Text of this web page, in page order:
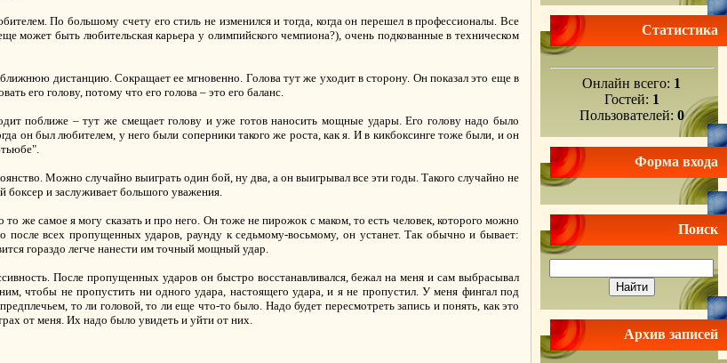
По большому счету его стиль не изменился и тогда, когда он перешел в профессионалы. Все
может быть любительская карьера у олимпийского чемпиона?), очень подкованные в техническом
дистанцию. Сокращает ее мгновенно. Голова тут же уходит в сторону. Он показал это еще в
его голову, потому что его голова – это его баланс.
поближе – тут же смещает голову и уже готов наносить мощные удары. Его голову надо было
он был любителем, у него были соперники такого же роста, как я. И в кикбоксинге тоже были, и он
Можно случайно выиграть один бой, ну два, а он выигрывал все эти годы. Такого случайно не
боксер и заслуживает большого уважения.
же самое я могу сказать и про него. Он тоже не пирожок с маком, то есть человек, которого можно
всех пропущенных ударов, раунду к седьмому-восьмому, он устанет. Так обычно и бывает:
гораздо легче нанести им точный мощный удар.
После пропущенных ударов он быстро восстанавливался, бежал на меня и сам выбрасывал
чтобы не пропустить ни одного удара, настоящего удара, и я не пропустил. У меня фингал под
то ли головой, то ли еще что-то было. Надо будет пересмотреть запись и понять, как это
от меня. Их надо было увидеть и уйти от них.
Статистика
Онлайн всего: 1
Гостей: 1
Пользователей: 0
Форма входа
Поиск
Архив записей